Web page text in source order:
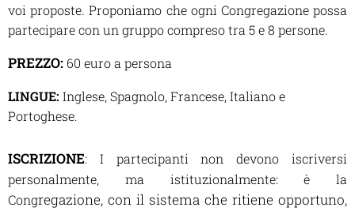
voi proposte. Proponiamo che ogni Congregazione possa
partecipare con un gruppo compreso tra 5 e 8 persone.
PREZZO: 60 euro a persona
LINGUE: Inglese, Spagnolo, Francese, Italiano e
Portoghese.
ISCRIZIONE: I partecipanti non devono iscriversi
personalmente, ma istituzionalmente: è la
Congregazione, con il sistema che ritiene opportuno,